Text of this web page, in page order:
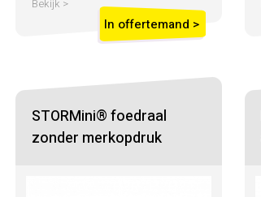
Bekijk >
In offertemand >
STORMini® foedraal
zonder merkopdruk